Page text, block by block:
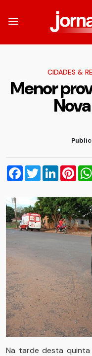
CIDADES &
Menor
Facebook
TwitterLinkedIn
Na tarde desta quinta